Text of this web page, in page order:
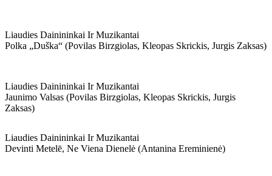
Liaudies Dainininkai Ir Muzikantai
Polka „duška“ (povilas Birzgiolas, Kleopas Skrickis, Jurgis Zaksas)
Liaudies Dainininkai Ir Muzikantai
Jaunimo Valsas (povilas Birzgiolas, Kleopas Skrickis, Jurgis
Zaksas)
Liaudies Dainininkai Ir Muzikantai
Devinti Metelē, Ne Viena Dienelė (antanina Ereminienė)